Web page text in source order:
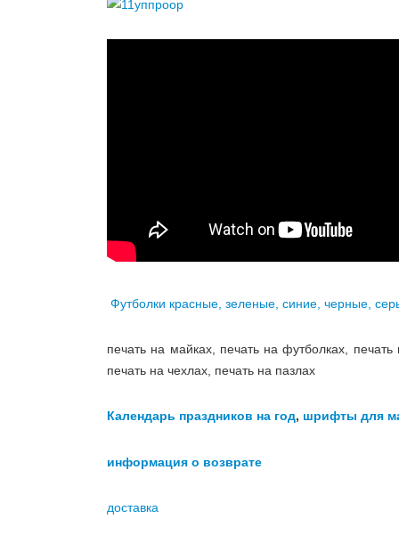
Футболки красные, зеленые, синие, черные,
печать на майках, печать на футболках,
печать на чехлах, печать на пазлах
Календарь праздников на год, шрифты для
информация о возврате
доставка